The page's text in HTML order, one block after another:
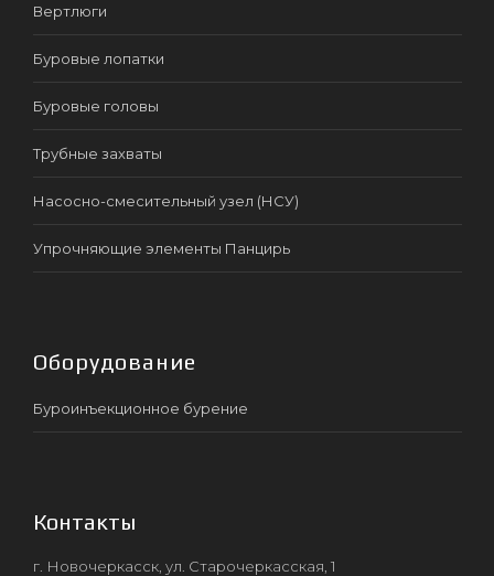
Вертлюги
Буровые лопатки
Буровые головы
Трубные захваты
Насосно-смесительный узел (НСУ)
Упрочняющие элементы Панцирь
Оборудование
Буроинъекционное бурение
Контакты
г. Новочеркасск, ул. Старочеркасская, 1